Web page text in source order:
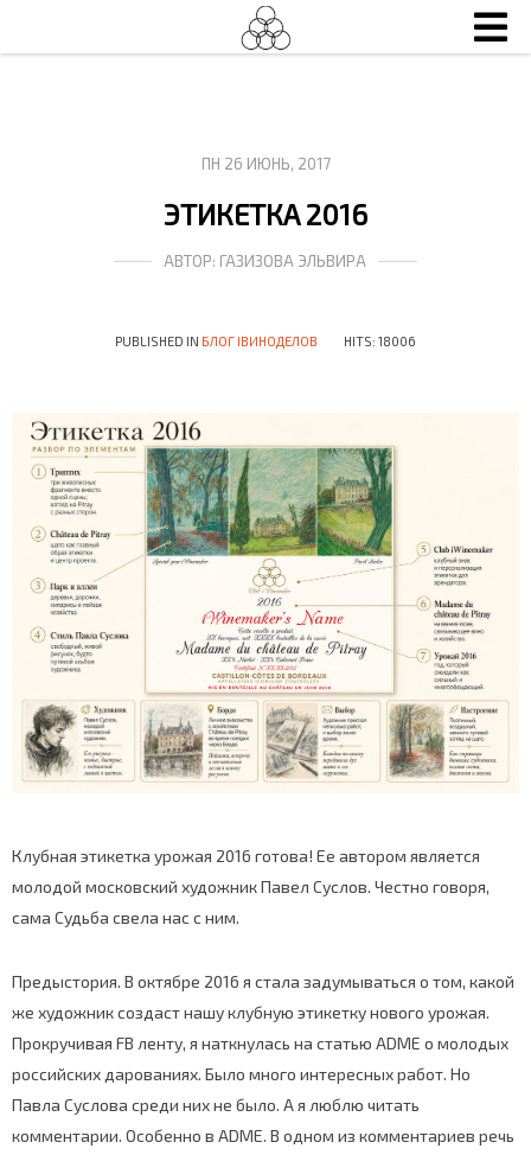
ПН 26 ИЮНЬ, 2017
ЭТИКЕТКА 2016
АВТОР: ГАЗИЗОВА ЭЛЬВИРА
PUBLISHED IN БЛОГ IВИНОДЕЛОВ HITS: 18006
Клубная этикетка урожая 2016 готова! Ее автором является
молодой московский художник Павел Суслов. Честно говоря,
сама Судьба свела нас с ним.
Предыстория. В октябре 2016 я стала задумываться о том, какой
же художник создаст нашу клубную этикетку нового урожая.
Прокручивая FB ленту, я наткнулась на статью ADME о молодых
российских дарованиях. Было много интересных работ. Но
Павла Суслова среди них не было. А я люблю читать
комментарии. Особенно в ADME. В одном из комментариев речь